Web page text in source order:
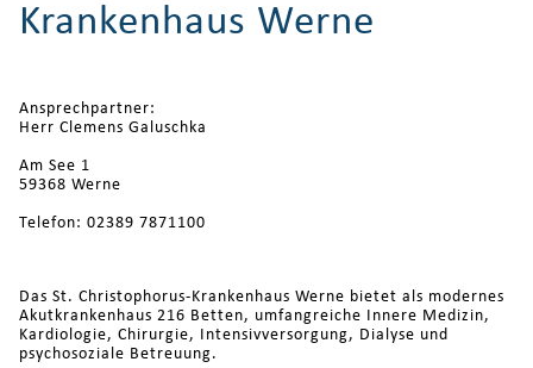
Krankenhaus Werne
Ansprechpartner:
Herr Clemens Galuschka
Am See 1
59368 Werne
Telefon: 02389 7871100
Das St. Christophorus-Krankenhaus Werne bietet als modernes
Akutkrankenhaus 216 Betten, umfangreiche Innere Medizin,
Kardiologie, Chirurgie, Intensivversorgung, Dialyse und
psychosoziale Betreuung.